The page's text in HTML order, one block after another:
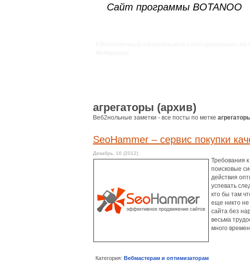
Сайт программы BOTANOO
агрегаторы (архив)
Веб2нольные заметки - все посты по метке
SeoHammer – сервис покупки
Декабрь, 16 (2012)
Требования
поисковые
действия
успевать
кто бы там
еще никто не
сайта без
весьма
много
Категория: Вебмастерам и оптимизаторам